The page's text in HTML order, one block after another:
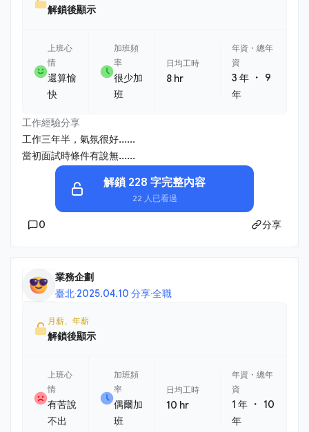
解鎖後顯示
上班心
情
還算愉
快
加班頻
率
很少加
班
日均工時
8 hr
年資・總年
資
3 年 ・
9
年
工作經驗分享
工作三年半，氣氛很好......
當初面試時條件有說無......
解鎖 228 字完整內容
22 人已看過
0 分享
業務企劃
臺北·2025.04.10 分享·全職
月薪、年薪
解鎖後顯示
上班心
情
有苦說
不出
加班頻
率
偶爾加
班
日均工時
10 hr
年資・總年
資
1 年 ・10
年